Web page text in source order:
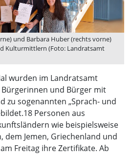
und Barbara Huber (rechts vorne)
Kulturmittlern (Foto: Landratsamt
wurden im Landratsamt
und Bürger mit
zu sogenannten „Sprach- und
Personen aus
wie beispielsweise
dem Jemen, Griechenland und
Freitag ihre Zertifikate. Ab